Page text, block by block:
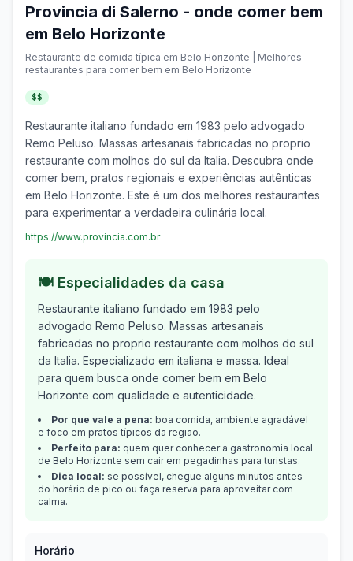
Provincia di Salerno - onde comer bem
em Belo Horizonte
Restaurante de comida típica em Belo Horizonte | Melhores
restaurantes para comer bem em Belo Horizonte
$$
Restaurante italiano fundado em 1983 pelo advogado
Remo Peluso. Massas artesanais fabricadas no proprio
restaurante com molhos do sul da Italia. Descubra onde
comer bem, pratos regionais e experiências autênticas
em Belo Horizonte. Este é um dos melhores restaurantes
para experimentar a verdadeira culinária local.
https://www.provincia.com.br
🍽️ Especialidades da casa
Restaurante italiano fundado em 1983 pelo
advogado Remo Peluso. Massas artesanais
fabricadas no proprio restaurante com molhos do sul
da Italia. Especializado em italiana e massa. Ideal
para quem busca onde comer bem em Belo
Horizonte com qualidade e autenticidade.
Por que vale a pena: boa comida, ambiente agradável
e foco em pratos típicos da região.
Perfeito para: quem quer conhecer a gastronomia local
de Belo Horizonte sem cair em pegadinhas para turistas.
Dica local: se possível, chegue alguns minutos antes
do horário de pico ou faça reserva para aproveitar com
calma.
Horário